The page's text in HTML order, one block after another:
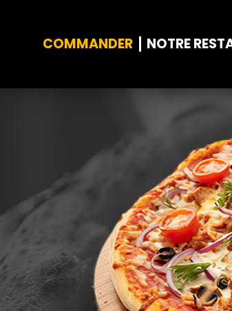
Allergènes
Charte Qualité
Contact
Mentions Légales
COMMANDER NOTRE